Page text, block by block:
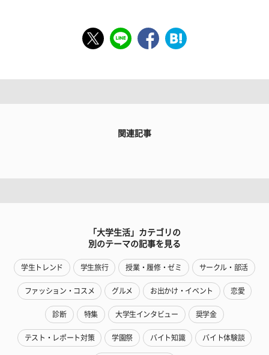
関連記事
「大学生活」カテゴリの
別のテーマの記事を見る
学生トレンド 学生旅行 授業・履修・ゼミ サークル・部活
ファッション・コスメ グルメ お出かけ・イベント 恋愛
診断 特集 大学生インタビュー 奨学金
テスト・レポート対策 学園祭 バイト知識 バイト体験談